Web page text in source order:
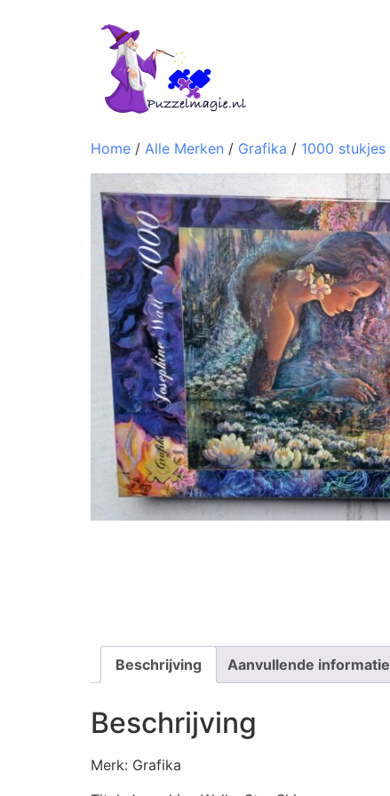
Home / Alle Merken / Grafika / 1000 stukjes
Beschrijving Aanvullende informatie
Beschrijving
Merk: Grafika